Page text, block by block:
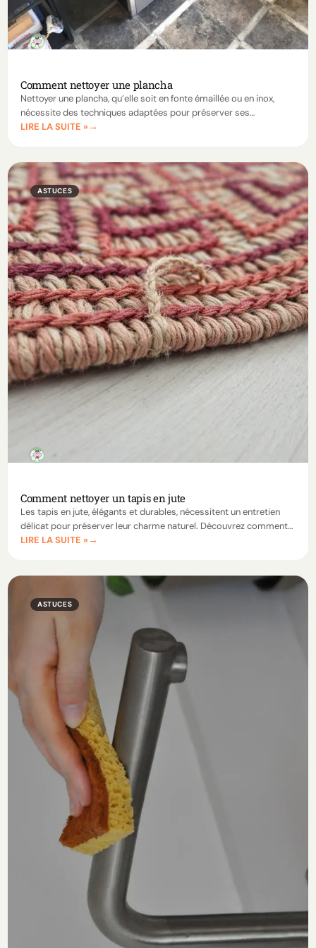
Comment nettoyer une plancha
Nettoyer une plancha, qu’elle soit en fonte émaillée ou en inox,
nécessite des techniques adaptées pour préserver ses
performances. Suivez nos méthodes pour garder votre plancha
LIRE LA SUITE »
ASTUCES
Comment nettoyer un tapis en jute
Les tapis en jute, élégants et durables, nécessitent un entretien
délicat pour préserver leur charme naturel. Découvrez comment
nettoyer un tapis en jute sans l’endommager grâce à nos conseils
LIRE LA SUITE »
ASTUCES